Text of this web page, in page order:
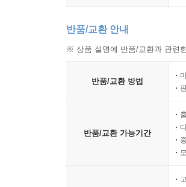
반품/교환 안내
※ 상품 설명에 반품/교환과 관련
반품/교환 방법
반품/교환 가능기간